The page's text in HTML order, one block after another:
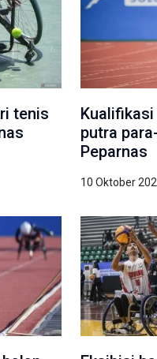
tenis
putra
Peparnas
10 Oktober